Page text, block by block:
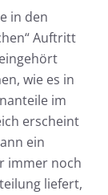
in den
Auftritt
wie es in
im
erscheint
ein
immer noch
liefert,